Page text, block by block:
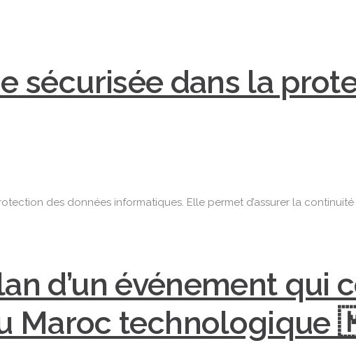
sécurisée dans la
des données informatiques. Elle permet d’assurer la continuité
d’un événement qui
Maroc